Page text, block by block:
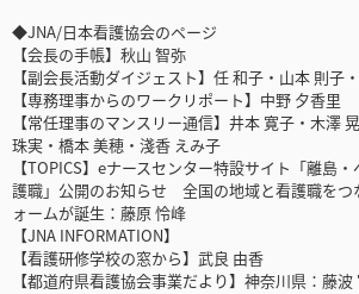
◆JNA/日本看護協会のページ
【会長の手帳】秋山 智弥
【副会長活動ダイジェスト】任 和子・山本 則子
【専務理事からのワークリポート】中野 夕香里
【常任理事のマンスリー通信】井本 寛子・木澤
珠実・橋本 美穂・淺香 えみ子
【TOPICS】eナースセンター特設サイト「離島
護職」公開のお知らせ 全国の地域と看護職をつ
ォームが誕生：藤原 怜峰
【JNA INFORMATION】
【看護研修学校の窓から】武良 由香
【都道府県看護協会事業だより】神奈川県：藤波